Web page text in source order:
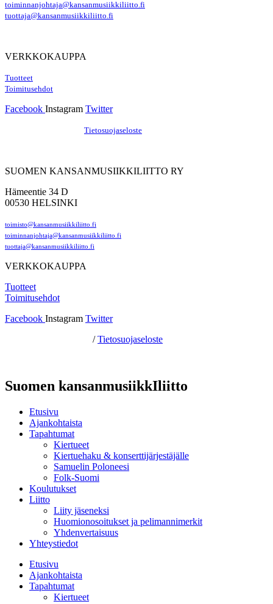
toiminnanjohtaja@kansanmusiikkiliitto.fi
tuottaja@kansanmusiikkiliitto.fi
VERKKOKAUPPA
Tuotteet
Toimitusehdot
Facebook Instagram Twitter
Tietosuojaseloste
SUOMEN KANSANMUSIIKKILIITTO RY
Hämeentie 34 D
00530 HELSINKI
toimisto@kansanmusiikkiliitto.fi
toiminnanjohtaja@kansanmusiikkiliitto.fi
tuottaja@kansanmusiikkiliitto.fi
VERKKOKAUPPA
Tuotteet
Toimitusehdot
Facebook Instagram Twitter
/Tietosuojaseloste
Suomen kansanmusiikkIliitto
Etusivu
Ajankohtaista
Tapahtumat
Kiertueet
Kiertuehaku & konserttijärjestäjälle
Samuelin Poloneesi
Folk-Suomi
Koulutukset
Liitto
Liity jäseneksi
Huomionosoitukset ja pelimannimerkit
Yhdenvertaisuus
Yhteystiedot
Etusivu
Ajankohtaista
Tapahtumat
Kiertueet